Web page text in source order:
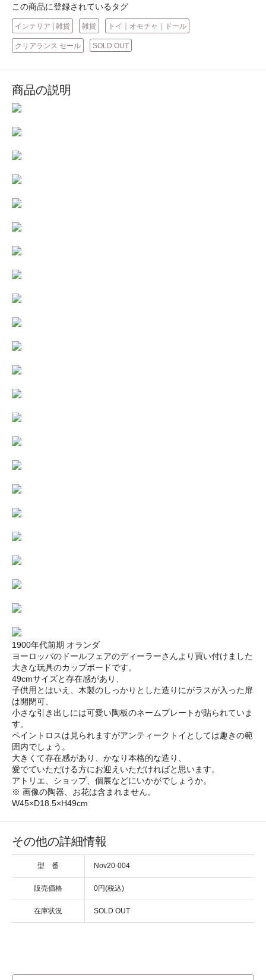
この商品に登録されているタグ
インテリア | 雑貨 雑貨 トイ｜オモチャ｜ドール
クリアランス セール SOLD OUT
商品の説明
1900年代前期 オランダ
ヨーロッパのドールフェアのディーラーさんより買い付けました
大きな玩具のカップボードです。
49cmサイズと存在感があり、
子供用とはいえ、木製のしっかりとした造りにがラスが入った扉
は開閉可、
小さな引き出しには可愛い陶板のネームプレートが貼られていま
す。
ペイントロスは見られますがアンティークトイとしては趣きの範
囲内でしょう。
大きくて存在感があり、かなり本格的な造り、
愛でていただける方にお迎えいただければと思います。
アトリエ、ショップ、個展などにいかがでしょうか。
※ 画像の陶器、お花は含まれません。
W45×D18.5×H49cm
その他の詳細情報
型 番 Nov20-004
販売価格 0円(税込)
在庫状況 SOLD OUT